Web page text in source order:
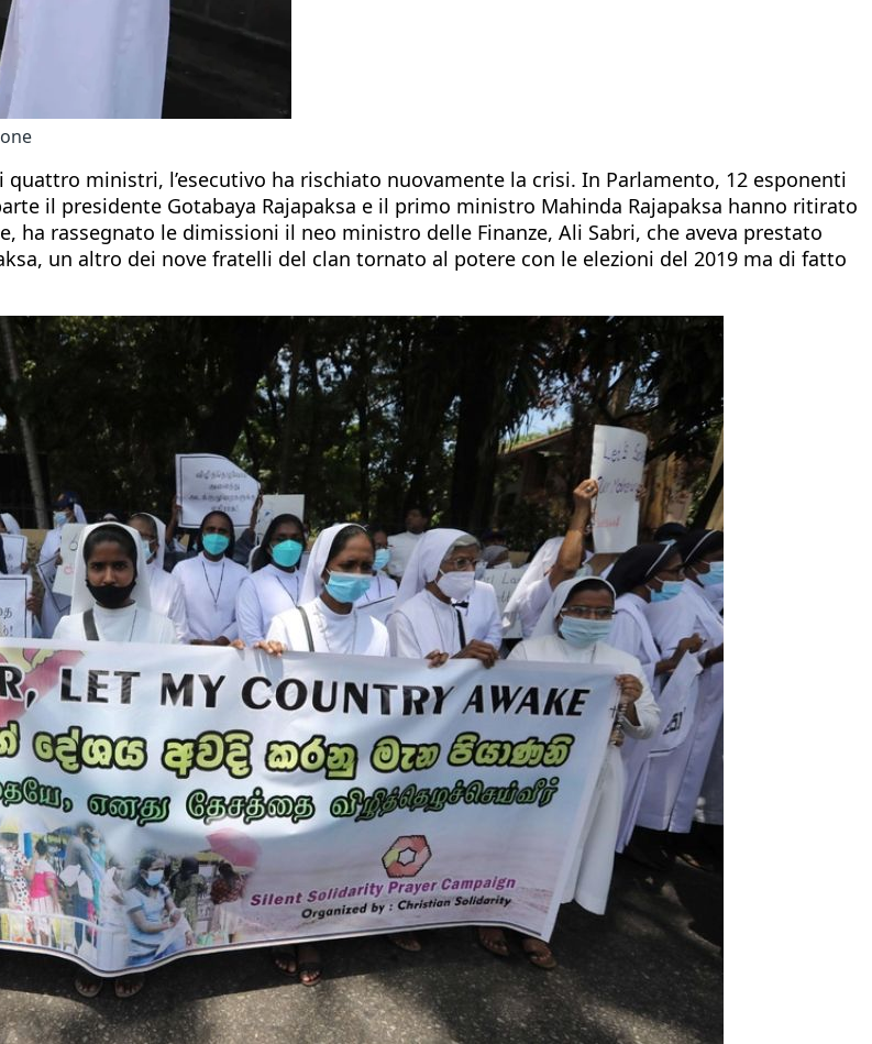
ministri, l’esecutivo ha rischiato nuovamente la crisi. In Parlamento, 12 esponenti
il presidente Gotabaya Rajapaksa e il primo ministro Mahinda Rajapaksa hanno ritirato
ha rassegnato le dimissioni il neo ministro delle Finanze, Ali Sabri, che aveva prestato
un altro dei nove fratelli del clan tornato al potere con le elezioni del 2019 ma di fatto